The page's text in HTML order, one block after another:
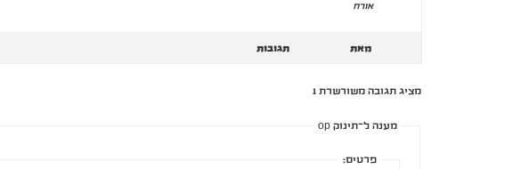
אורח
מאת תגובות
מציג תגובה משורשרת 1
מענה ל־תינוק op
פרטים: